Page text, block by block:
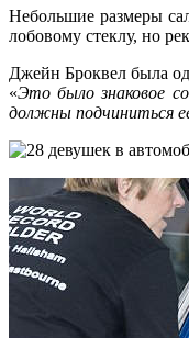
Небольшие размеры
лобовому стеклу, но
Джейн Броквел была
«Это было знаковое
должны подчиниться